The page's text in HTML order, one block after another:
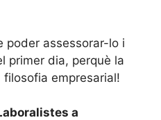
poder assessorar-lo i
primer dia, perquè la
empresarial!
a